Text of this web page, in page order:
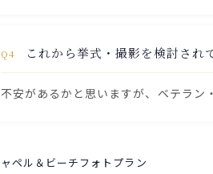
Q4 これから挙式・撮影を検討され
不安があるかと思いますが、ベテラン